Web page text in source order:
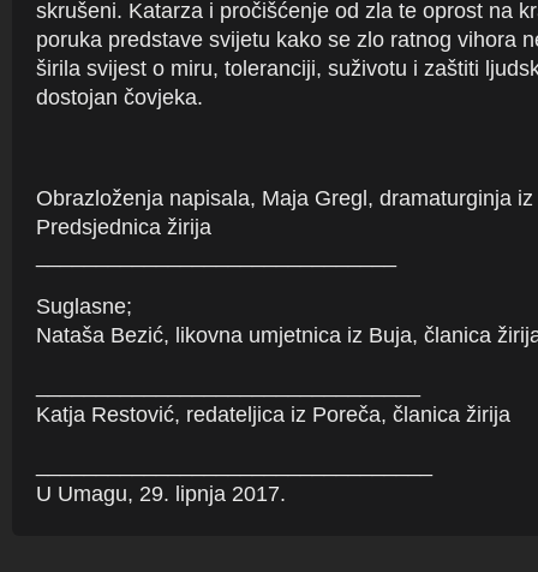
skrušeni. Katarza i pročišćenje od zla te oprost na
poruka predstave svijetu kako se zlo ratnog vihora
širila svijest o miru, toleranciji, suživotu i zaštiti
dostojan čovjeka.
Obrazloženja napisala, Maja Gregl, dramaturginja
Predsjednica žirija
Suglasne;
Nataša Bezić, likovna umjetnica iz Buja, članica
Katja Restović, redateljica iz Poreča, članica žirija
U Umagu, 29. lipnja 2017.